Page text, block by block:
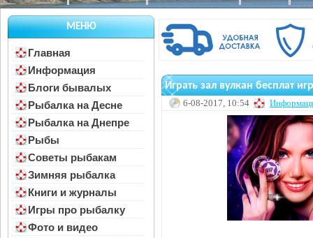
МЕНЮ
Главная
Информация
Блоги бывалых
Рыбалка на Десне
Рыбалка на Днепре
Рыбы
Советы рыбакам
Зимняя рыбалка
Книги и журналы
Игры про рыбалку
Фото и видео
Играть зал вулкан бесплат
6-08-2017, 10:54